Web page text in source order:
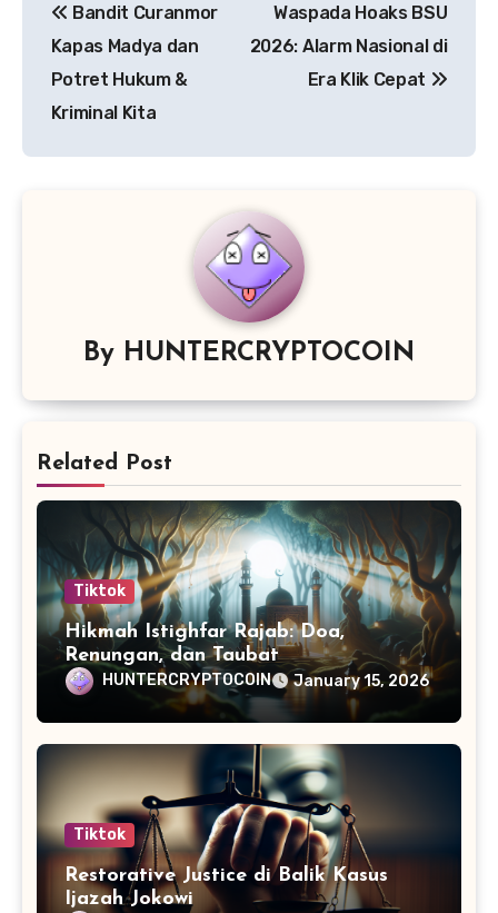
navigation
Bandit Curanmor
Kapas Madya dan
Potret Hukum &
Kriminal Kita
Waspada Hoaks BSU
2026: Alarm Nasional di
Era Klik Cepat
By HUNTERCRYPTOCOIN
Related Post
Tiktok
Hikmah Istighfar Rajab: Doa,
Renungan, dan Taubat
HUNTERCRYPTOCOIN January 15, 2026
Tiktok
Restorative Justice di Balik Kasus
Ijazah Jokowi